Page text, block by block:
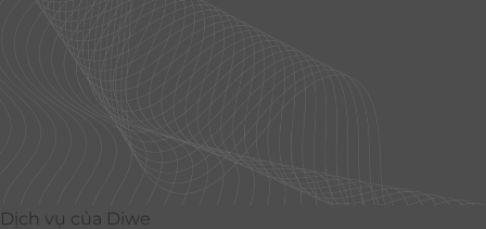
Dịch vụ của Diwe